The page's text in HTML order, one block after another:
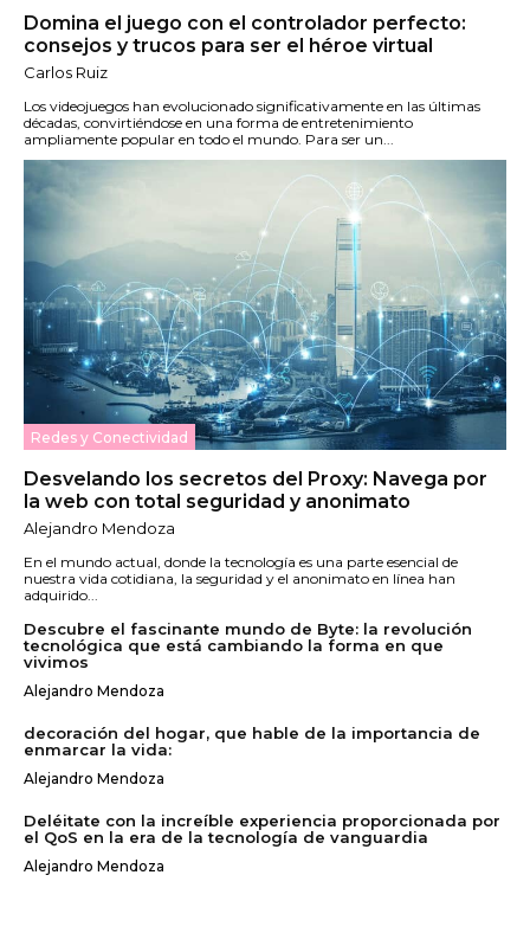
Domina el juego con el controlador perfecto:
consejos y trucos para ser el héroe virtual
Carlos Ruiz
Los videojuegos han evolucionado significativamente en las últimas
décadas, convirtiéndose en una forma de entretenimiento
ampliamente popular en todo el mundo. Para ser un...
Redes y Conectividad
Desvelando los secretos del Proxy: Navega por
la web con total seguridad y anonimato
Alejandro Mendoza
En el mundo actual, donde la tecnología es una parte esencial de
nuestra vida cotidiana, la seguridad y el anonimato en línea han
adquirido...
Descubre el fascinante mundo de Byte: la revolución
tecnológica que está cambiando la forma en que
vivimos
Alejandro Mendoza
decoración del hogar, que hable de la importancia de
enmarcar la vida:
Alejandro Mendoza
Deléitate con la increíble experiencia proporcionada por
el QoS en la era de la tecnología de vanguardia
Alejandro Mendoza